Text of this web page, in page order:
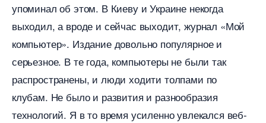
упоминал об этом. В Киеву и Украине некогда
ыходил, а вроде и сейчас выходит, журнал «Мой
компьютер». Издание довольно популярное и
серьезное. В те года, компьютеры не были так
распространены, и люди ходити толпами по
клубам. Не было и развития и разнообразия
технологий. Я в то время усиленно увлекался веб-